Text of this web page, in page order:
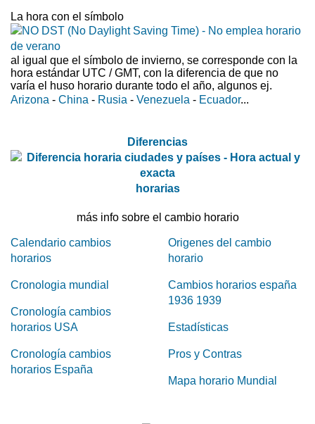
La hora con el símbolo
al igual que el símbolo de invierno, se corresponde con la
hora estándar UTC / GMT, con la diferencia de que no
varía el huso horario durante todo el año, algunos ej.
Arizona - China - Rusia - Venezuela - Ecuador...
Diferencias
horarias
más info sobre el cambio horario
Calendario cambios
horarios
Cronologia mundial
Cronología cambios
horarios USA
Cronología cambios
horarios España
Origenes del cambio
horario
Cambios horarios españa
1936 1939
Estadísticas
Pros y Contras
Mapa horario Mundial